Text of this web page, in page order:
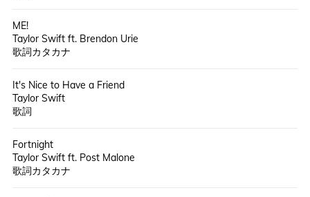
ME!
Taylor Swift ft. Brendon Urie
歌詞カタカナ
It's Nice to Have a Friend
Taylor Swift
歌詞
Fortnight
Taylor Swift ft. Post Malone
歌詞カタカナ